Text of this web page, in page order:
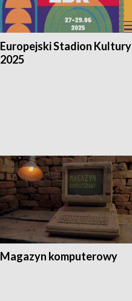
Europejski Stadion Kultury
2025
Magazyn komputerowy